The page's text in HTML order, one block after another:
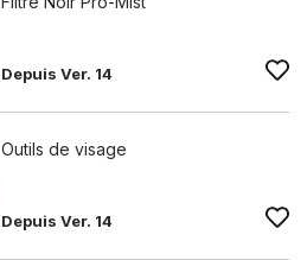
Depuis Ver. 14
Outils de visage
Depuis Ver. 14